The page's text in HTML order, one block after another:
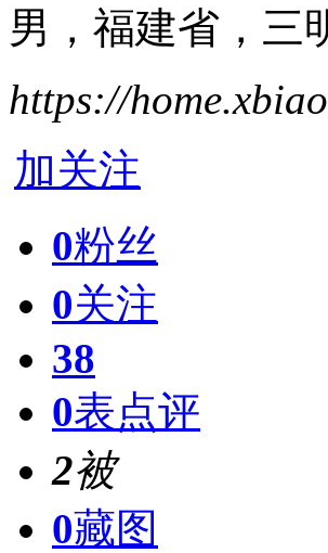
男，福建省，三
https://
加关注
0粉丝
0关注
38
0表点评
2被
0藏图